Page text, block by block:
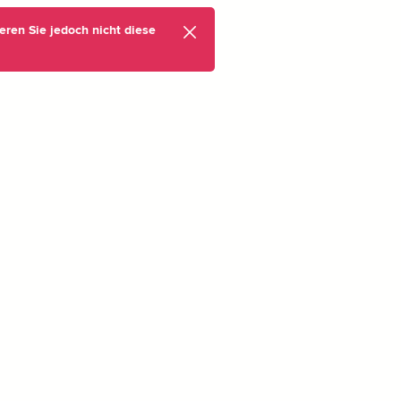
Sie jedoch nicht diese